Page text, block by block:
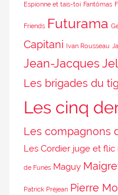
Espionne et tais-toi Fantômas
Friends Futurama
Capitani Ivan Rousseau
Jean-Jacques
Les brigades du
Les cinq
Les compagnons
Les Cordier juge et flic
de Funès Maguy
Patrick Préjean Pierre